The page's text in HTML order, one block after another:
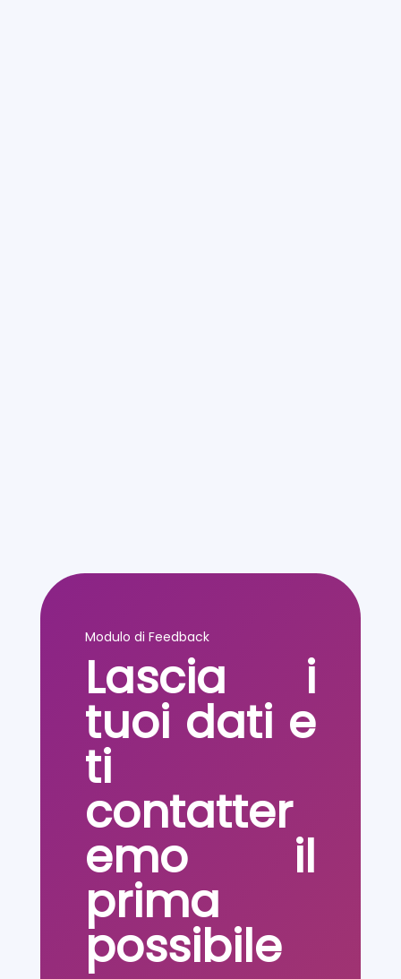
Modulo di Feedback
Lascia i
tuoi dati e
ti
contatter
emo il
prima
possibile